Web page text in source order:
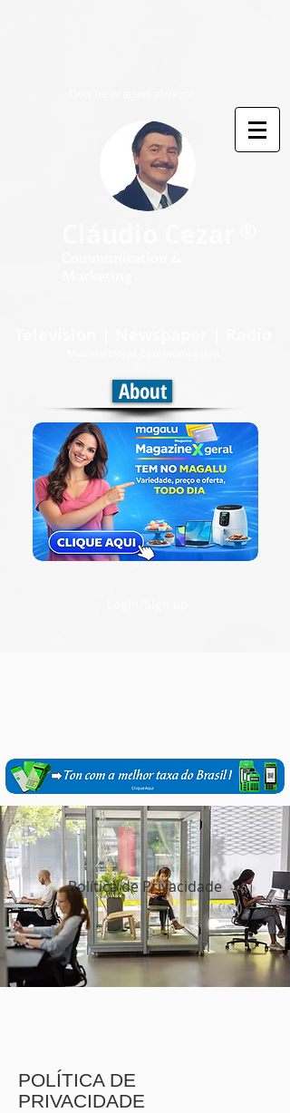
About
Política de Privacidade
POLÍTICA DE
PRIVACIDADE